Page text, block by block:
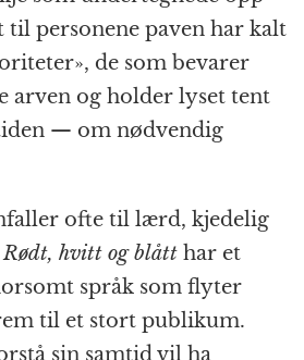
til personene paven har kalt
de som bevarer
arven og holder lyset tent
— om nødvendig
ofte til lærd, kjedelig
Rødt, hvitt og blått har et
språk som flyter
til et stort publikum.
sin samtid vil ha